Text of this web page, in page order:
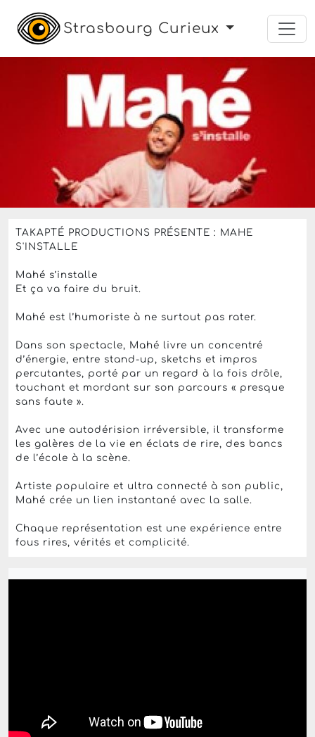
Strasbourg Curieux
Le jeudi 15 octobre 2026 à partir de 20h
Mahé S'installe
Le Point d'Eau,Ostwald
Réserver une place :
ticketmaster.fr
fnac.compour 27 €
TAKAPTÉ PRODUCTIONS PRÉSENTE : MAHE
S'INSTALLE
Mahé s’installe
Et ça va faire du bruit.
Mahé est l’humoriste à ne surtout pas rater.
Dans son spectacle, Mahé livre un concentré
d’énergie, entre stand-up, sketchs et impros
percutantes, porté par un regard à la fois drôle,
touchant et mordant sur son parcours « presque
sans faute ».
Avec une autodérision irréversible, il transforme
les galères de la vie en éclats de rire, des bancs
de l’école à la scène.
Artiste populaire et ultra connecté à son public,
Mahé crée un lien instantané avec la salle.
Chaque représentation est une expérience entre
fous rires, vérités et complicité.